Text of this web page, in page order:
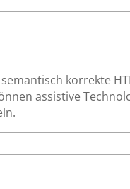
korrekte
assistive